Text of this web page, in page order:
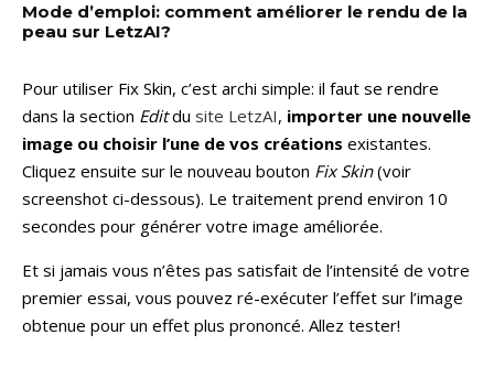
Mode d’emploi: comment améliorer le rendu de la
peau sur LetzAI?
Pour utiliser Fix Skin, c’est archi simple: il faut se rendre
dans la section Editdu site LetzAI, importer une nouvelle
image ou choisir l’une de vos créations existantes.
Cliquez ensuite sur le nouveau bouton Fix Skin(voir
screenshot ci-dessous). Le traitement prend environ 10
secondes pour générer votre image améliorée.
Et si jamais vous n’êtes pas satisfait de l’intensité de votre
premier essai, vous pouvez ré-exécuter l’effet sur l’image
obtenue pour un effet plus prononcé. Allez tester!